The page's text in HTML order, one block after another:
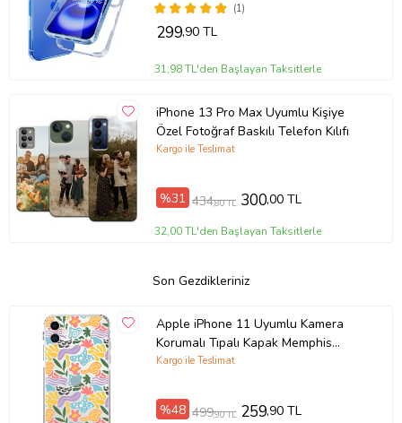
(1)
299,90 TL
31,98 TL'den Başlayan Taksitlerle
iPhone 13 Pro Max Uyumlu Kişiye
Özel Fotoğraf Baskılı Telefon Kılıfı
Kargo ile Teslimat
%31 434,80 TL 300,00 TL
32,00 TL'den Başlayan Taksitlerle
Son Gezdikleriniz
Apple iPhone 11 Uyumlu Kamera
Korumalı Tıpalı Kapak Memphis
Desen Tasarımlı Şeffaf Kılıf
Kargo ile Teslimat
%48 499,90 TL 259,90 TL